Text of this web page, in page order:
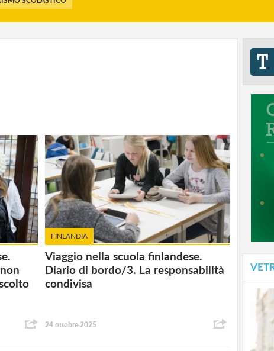
FINLANDIA
Viaggio nella scuola finlandese.
Diario di bordo/3. La responsabilità
condivisa
24 ottobre 2025